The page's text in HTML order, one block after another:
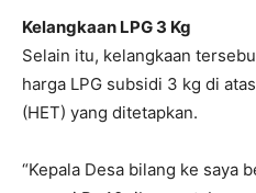
Kelangkaan LPG 3 Kg
Selain itu, kelangkaan
harga LPG subsidi 3 kg di
(HET) yang ditetapkan.
“Kepala Desa bilang ke saya